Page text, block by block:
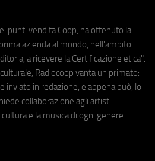
punti vendita Coop, ha ottenuto la
azienda al mondo, nell'ambito
a ricevere la Certificazione etica".
Radiocoop vanta un primato:
inviato in redazione, e appena può, lo
collaborazione agli artisti.
e la musica di ogni genere.